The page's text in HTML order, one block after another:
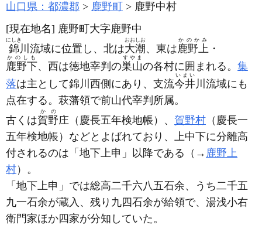
山口県：都濃郡 鹿野町
鹿野中村
[現在地名] 鹿野町大字鹿野中
錦
にしき
川流域に位置し、北は大潮
おおしお
、東は鹿野上
かのかみ
・
鹿野下
かのしも
、西は徳地宰判の巣山
すやま
の各村に囲まれる。 集
落は主として錦川西側にあり、支流今井
いまい
川流域にも
点在する。萩藩領で前山代宰判所属。
古くは賀野
かの
庄 （慶長五年検地帳） 、 賀野村 （慶長一
五年検地帳） などとよばれており、上中下に分離高
付されるのは「地下上申」以降である （→ 鹿野上
村） 。
「地下上申」では総高二千六八五石余、うち二千五
九一石余が蔵入、残り九四石余が給領で、湯浅小右
衛門家ほか四家が分知していた。